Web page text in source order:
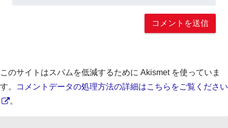
このサイトはスパムを低減するために Akismet を使っていま
す。
コメントデータの処理方法の詳細はこちらをご覧ください
。